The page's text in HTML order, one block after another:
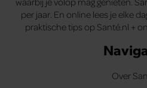
per jaar. En online lees je elke
praktische tips op Santé.nl +
Over